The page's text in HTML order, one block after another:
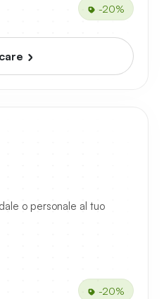
-20%
o personale al tuo
-20%